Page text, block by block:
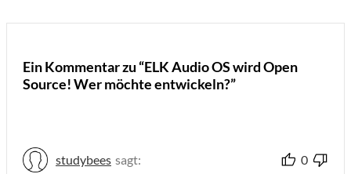
Ein Kommentar zu “ELK Audio OS wird Open
Source! Wer möchte entwickeln?”
studybees sagt: 0